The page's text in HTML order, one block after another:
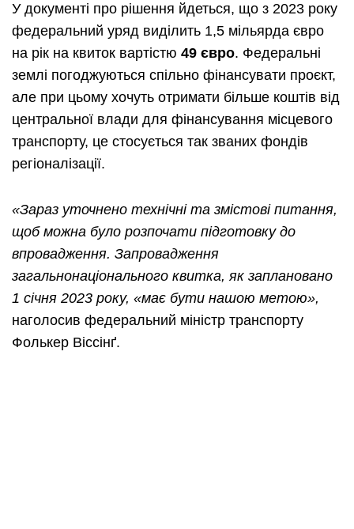
У документі про рішення йдеться, що з 2023 року
федеральний уряд виділить 1,5 мільярда євро
на рік на квиток вартістю 49 євро. Федеральні
землі погоджуються спільно фінансувати проєкт,
але при цьому хочуть отримати більше коштів від
центральної влади для фінансування місцевого
транспорту, це стосується так званих фондів
регіоналізації.
«Зараз уточнено технічні та змістові питання,
щоб можна було розпочати підготовку до
впровадження. Запровадження
загальнонаціонального квитка, як заплановано
1 січня 2023 року, «має бути нашою метою»,
наголосив федеральний міністр транспорту
Фолькер Віссінґ.